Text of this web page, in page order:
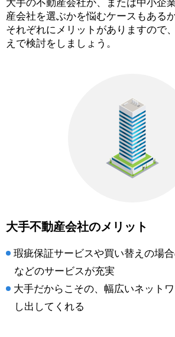
大手の不動産会社か、または中小企
産会社を選ぶかを悩むケースもある
それぞれにメリットがありますので
えで検討をしましょう。
大手不動産会社のメリット
瑕疵保証サービスや買い替えの場
などのサービスが充実
大手だからこその、幅広いネット
し出してくれる